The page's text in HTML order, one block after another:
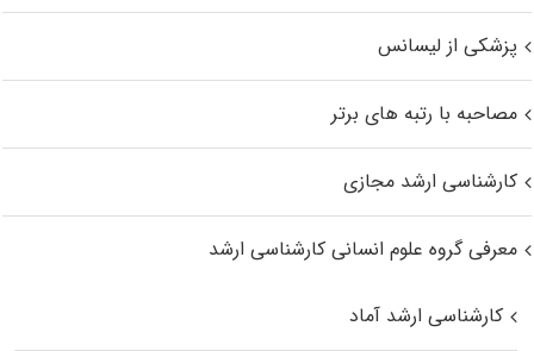
پزشکی از لیسانس
مصاحبه با رتبه های برتر
کارشناسی ارشد مجازی
معرفی گروه علوم انسانی کارشناسی ارشد
کارشناسی ارشد آماد